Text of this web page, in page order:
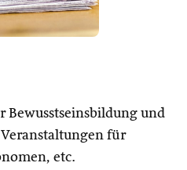
Bewusstseinsbildung und
für
etc.